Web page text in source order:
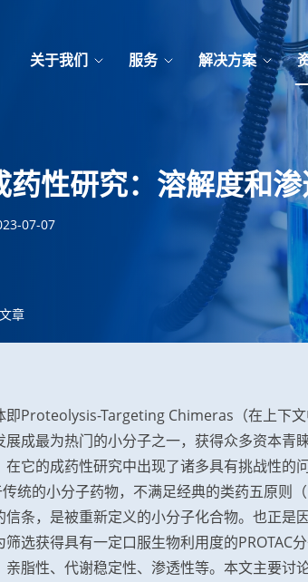
关于我们 服务 解决方案
药性研究：溶解度和
07-07
文章
Proteolysis-Targeting Chimeras（在上下文
成最为热门的小分子之一，获得众多资本青
在它的成药性研究中出现了诸多具有挑战性的
传统的小分子药物，不满足经典的类药五原则
条，是被重新定义的小分子化合物。也正是
选获得具有一定口服生物利用度的PROTAC
脂性、代谢稳定性、渗透性等。本文主要讨